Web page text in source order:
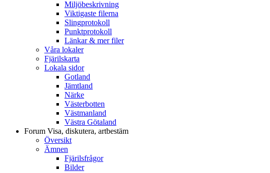
Miljöbeskrivning
Viktigaste filerna
Slingprotokoll
Punktprotokoll
Länkar & mer filer
Våra lokaler
Fjärilskarta
Lokala sidor
Gotland
Jämtland
Närke
Västerbotten
Västmanland
Västra Götaland
Forum Visa, diskutera, artbestäm
Översikt
Ämnen
Fjärilsfrågor
Bilder